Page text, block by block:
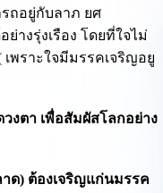
ถอยู่กับลาภ ยศ
างรุ่งเรือง โดยที่ใจไม่
พราะใจมีมรรคเจริญอยู
งตา เพื่อสัมผัสโลกอย่าง
ด) ต้องเจริญแก่นมรรค